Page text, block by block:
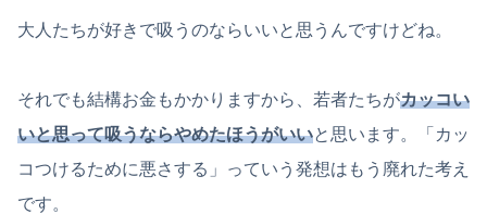
大人たちが好きで吸うのならいいと思うんですけどね。
それでも結構お金もかかりますから、若者たちがカッコい
いと思って吸うならやめたほうがいいと思います。「カッ
コつけるために悪さする」っていう発想はもう廃れた考え
です。